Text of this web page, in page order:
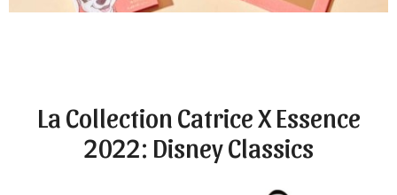
La Collection Catrice X Essence
2022: Disney Classics